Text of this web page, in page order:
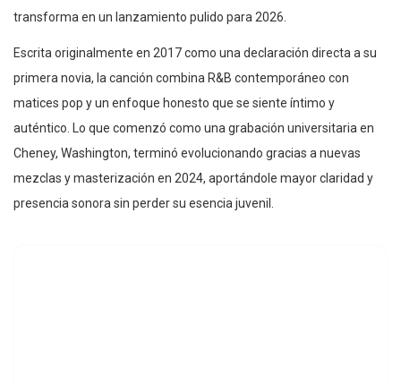
transforma en un lanzamiento pulido para 2026.
Escrita originalmente en 2017 como una declaración directa a su
primera novia, la canción combina R&B contemporáneo con
matices pop y un enfoque honesto que se siente íntimo y
auténtico. Lo que comenzó como una grabación universitaria en
Cheney, Washington, terminó evolucionando gracias a nuevas
mezclas y masterización en 2024, aportándole mayor claridad y
presencia sonora sin perder su esencia juvenil.